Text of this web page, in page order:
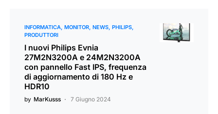
INFORMATICA MONITOR NEWS PHILIPS
PRODUTTORI
I nuovi Philips Evnia
27M2N3200A e 24M2N3200A
con pannello Fast IPS, frequenza
di aggiornamento di 180 Hz e
HDR10
by MarKusss 7 Giugno 2024